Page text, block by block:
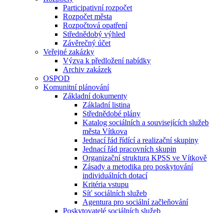
Participativní rozpočet
Rozpočet města
Rozpočtová opatření
Střednědobý výhled
Závěrečný účet
Veřejné zakázky
Výzva k předložení nabídky
Archiv zakázek
OSPOD
Komunitní plánování
Základní dokumenty
Základní listina
Střednědobé plány
Katalog sociálních a souvisejících služeb
města Vítkova
Jednací řád řídící a realizační skupiny
Jednací řád pracovních skupin
Organizační struktura KPSS ve Vítkově
Zásady a metodika pro poskytování
individuálních dotací
Kritéria vstupu
Síť sociálních služeb
Agentura pro sociální začleňování
Poskytovatelé sociálních služeb